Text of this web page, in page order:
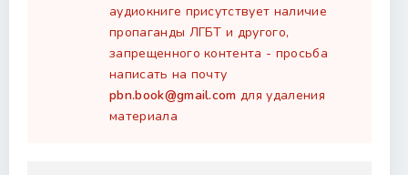
аудиокниге присутствует наличие
пропаганды ЛГБТ и другого,
запрещенного контента - просьба
написать на почту
pbn.book@gmail.com для удаления
материала